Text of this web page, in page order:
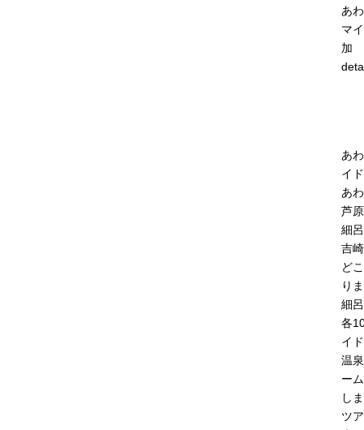
あ
マ
加
あ
イ
あ
芦
細
吉
ど
り
細
各
イ
温
ー
し
ツ